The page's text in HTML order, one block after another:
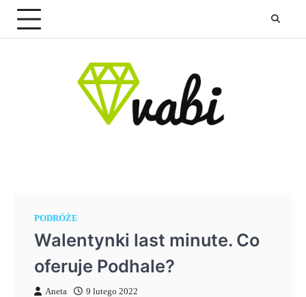
Skip
content
PODRÓŻE
Walentynki last minute. Co
oferuje Podhale?
Aneta 9 lutego 2022